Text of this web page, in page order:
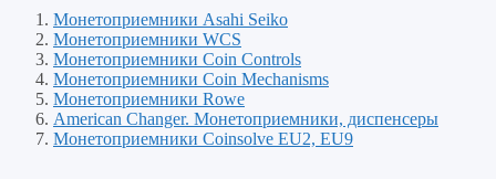
Монетоприемники Asahi Seiko
Монетоприемники WCS
Монетоприемники Coin Controls
Монетоприемники Coin Mechanisms
Монетоприемники Rowe
American Changer. Монетоприемники, диспенсеры
Монетоприемники Coinsolve EU2, EU9